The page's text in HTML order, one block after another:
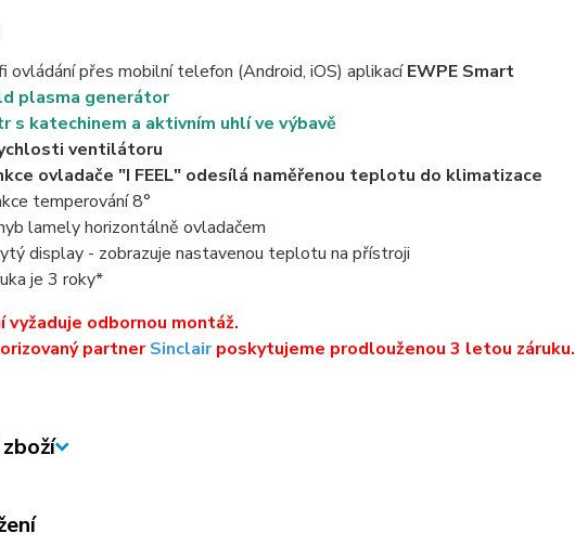
ovládání přes mobilní telefon (Android, iOS) aplikacíEWPE Smart
plasma generátor
s katechinem a aktivním uhlí ve výbavě
ventilátoru
ovladače "I FEEL" odesílá naměřenou teplotu do klimatizace
temperování 8°
lamely horizontálně ovladačem
display - zobrazuje nastavenou teplotu na přístroji
je 3 roky*
vyžaduje odbornou montáž.
partnerSinclairposkytujeme prodlouženou 3 letou záruku.